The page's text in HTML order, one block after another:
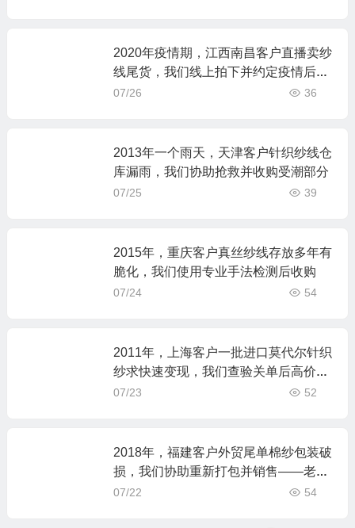
2020年疫情期，江西南昌客户直播卖纱
线尾货，我们线上拍下并约定疫情后提
货
07/26 36
2013年一个雨天，天津客户针织纱线仓
库漏雨，我们协助抢救并收购受潮部分
07/25 39
2015年，重庆客户真丝纱线存放多年有
脆化，我们使用专业手法检测后收购
07/24 54
2011年，上海客户一批进口莫代尔针织
纱求快速变现，我们查验关单后高价收
购
07/23 52
2018年，福建客户外贸尾单棉纱包装破
损，我们协助重新打包并销售——老
张：别让烂纸箱坑了你的好纱线
07/22 54